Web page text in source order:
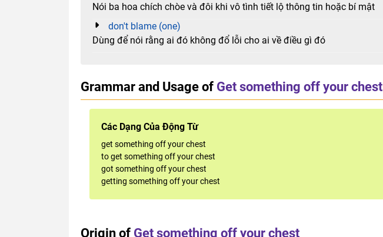
Nói ba hoa chích chòe và đôi khi vô tình tiết lộ thông tin hoặc bí mật
don't blame (one)
Dùng để nói rằng ai đó không đổ lỗi cho ai về điều gì đó
Grammar and Usage of Get something off your chest
Các Dạng Của Động Từ
get something off your chest
to get something off your chest
got something off your chest
getting something off your chest
Origin of Get something off your chest